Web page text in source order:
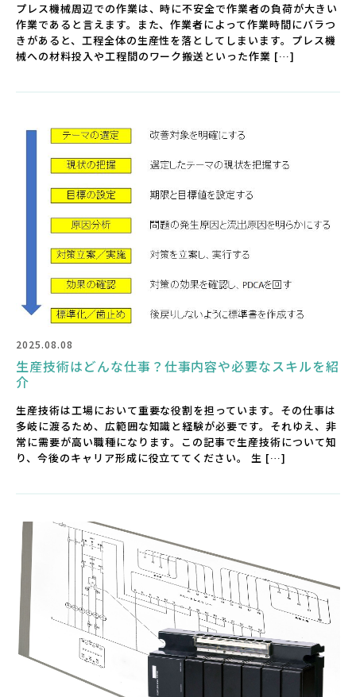
プレス機械周辺での作業は、時に不安全で作業者の負荷が大きい
作業であると言えます。また、作業者によって作業時間にバラつ
きがあると、工程全体の生産性を落としてしまいます。プレス機
械への材料投入や工程間のワーク搬送といった作業 […]
2025.08.08
生産技術はどんな仕事？仕事内容や必要なスキルを紹
介
生産技術は工場において重要な役割を担っています。その仕事は
多岐に渡るため、広範囲な知識と経験が必要です。それゆえ、非
常に需要が高い職種になります。この記事で生産技術について知
り、今後のキャリア形成に役立ててください。 生 […]